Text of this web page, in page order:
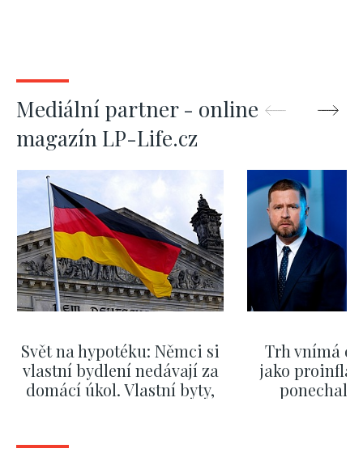
Mediální partner - online
magazín LP-Life.cz
Svět na hypotéku: Němci si
vlastní bydlení nedávají za
domácí úkol. Vlastní byty,
Trh vnímá
jako
ponechali